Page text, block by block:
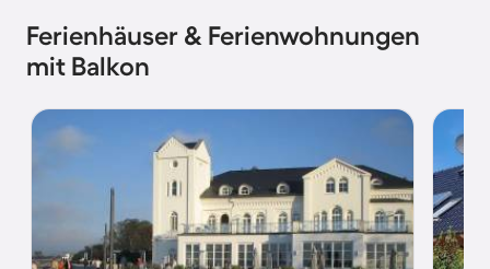
Ferienhäuser & Ferienwohnungen
mit Balkon